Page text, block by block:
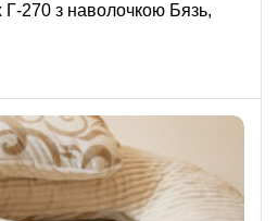
Г-270 з наволочкою Бязь,